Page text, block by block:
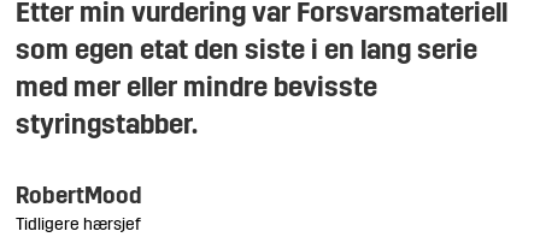
Etter min vurdering var Forsvarsmateriell
som egen etat den siste i en lang serie
med mer eller mindre bevisste
styringstabber.
RobertMood
Tidligere hærsjef